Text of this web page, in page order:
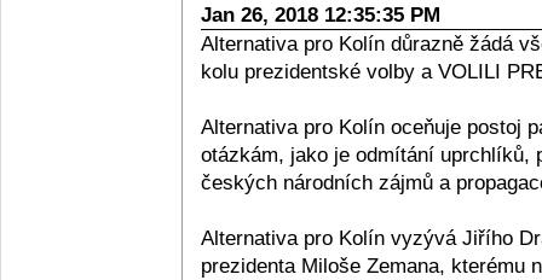
Jan 26, 2018 12:35:35 PM
Alternativa pro Kolín důrazně žádá
kolu prezidentské volby a VOLILI
Alternativa pro Kolín oceňuje postoj
otázkám, jako je odmítání uprchlíků,
českých národních zájmů a
Alternativa pro Kolín vyzývá Jiřího
prezidenta Miloše Zemana, kterému